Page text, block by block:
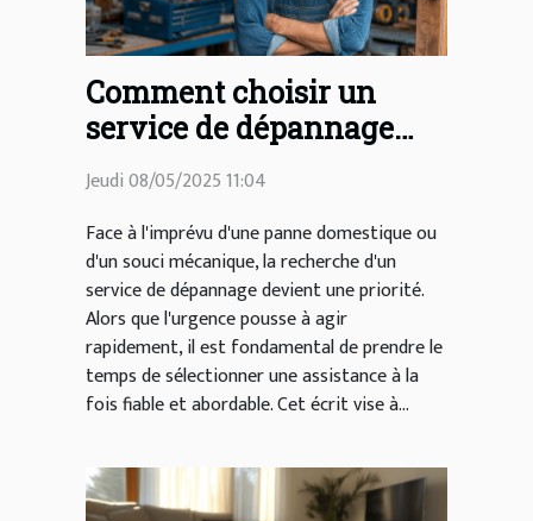
Comment choisir un
service de dépannage
fiable et économique ?
Jeudi 08/05/2025 11:04
Face à l'imprévu d'une panne domestique ou
d'un souci mécanique, la recherche d'un
service de dépannage devient une priorité.
Alors que l'urgence pousse à agir
rapidement, il est fondamental de prendre le
temps de sélectionner une assistance à la
fois fiable et abordable. Cet écrit vise à...